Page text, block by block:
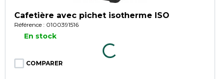
Cafetière avec pichet isotherme ISO
Référence : 0100391516
En stock
COMPARER